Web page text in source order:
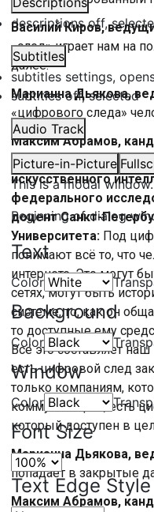
descriptions off,
Subtitles
subtitles settings,
subtitles off, selected
Audio Track
Picture-in-Picture
This is a modal window.
Beginning of dialog
Text
Color
Background
Color
Window
Color
Font Size
Text Edge Style
Василий Киров,
«след» играет нам на
далее.
Марианна Дьякова,
«цифрового следа»
Максим Абрамов,
руководитель
искусственного
федерального
доцент Санкт-
Университета: Под
понимают всё то, что
интернете. Это могут
сетях, могут быть
системе, то, как он
то доступные ему
Всё это составляет
есть цифровой след
только компаниям,
коммуникацию, есть
который доступен в
Марианна Дьякова,
попадает в закрытые
Максим Абрамов,